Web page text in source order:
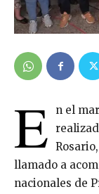
E
n el
llamado a
nacionales de